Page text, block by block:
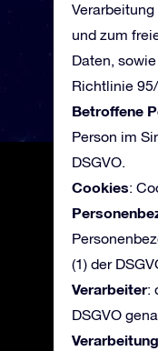
und zum
Daten,
Richtlinie
Betroffene
Person im
DSGVO.
Cookies:
(1) der
Verarbeiter:
DSGVO
Verarbeitung